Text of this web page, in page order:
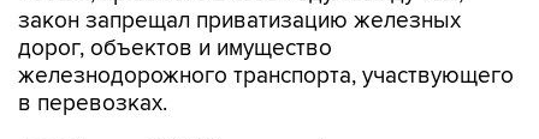
закон запрещал приватизацию железных
дорог, объектов и имущество
железнодорожного транспорта, участвующего
в перевозках.